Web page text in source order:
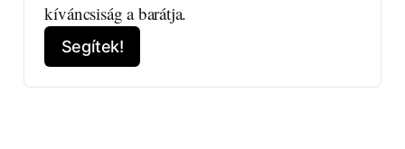
kíváncsiság a barátja.
Segítek!